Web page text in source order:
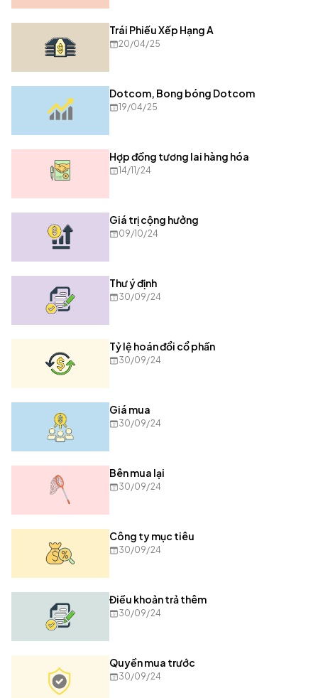
Trái Phiếu Xếp Hạng A
20/04/25
Dotcom, Bong bóng Dotcom
19/04/25
Hợp đồng tương lai hàng hóa
14/11/24
Giá trị cộng hưởng
09/10/24
Thư ý định
30/09/24
Tỷ lệ hoán đổi cổ phần
30/09/24
Giá mua
30/09/24
Bên mua lại
30/09/24
Công ty mục tiêu
30/09/24
Điều khoản trả thêm
30/09/24
Quyền mua trước
30/09/24